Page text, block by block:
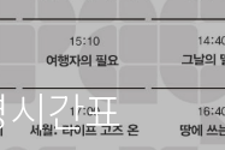
간표